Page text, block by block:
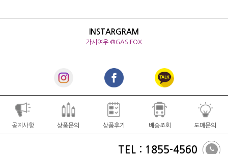
INSTARGRAM
가시여우 @GASIFOX
공지사항 상품문의 상품후기 배송조회 도매문의
TEL : 1855-4560